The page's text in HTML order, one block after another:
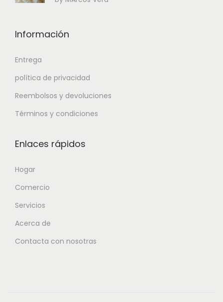
Información
Entrega
política de privacidad
Reembolsos y devoluciones
Términos y condiciones
Enlaces rápidos
Hogar
Comercio
Servicios
Acerca de
Contacta con nosotras